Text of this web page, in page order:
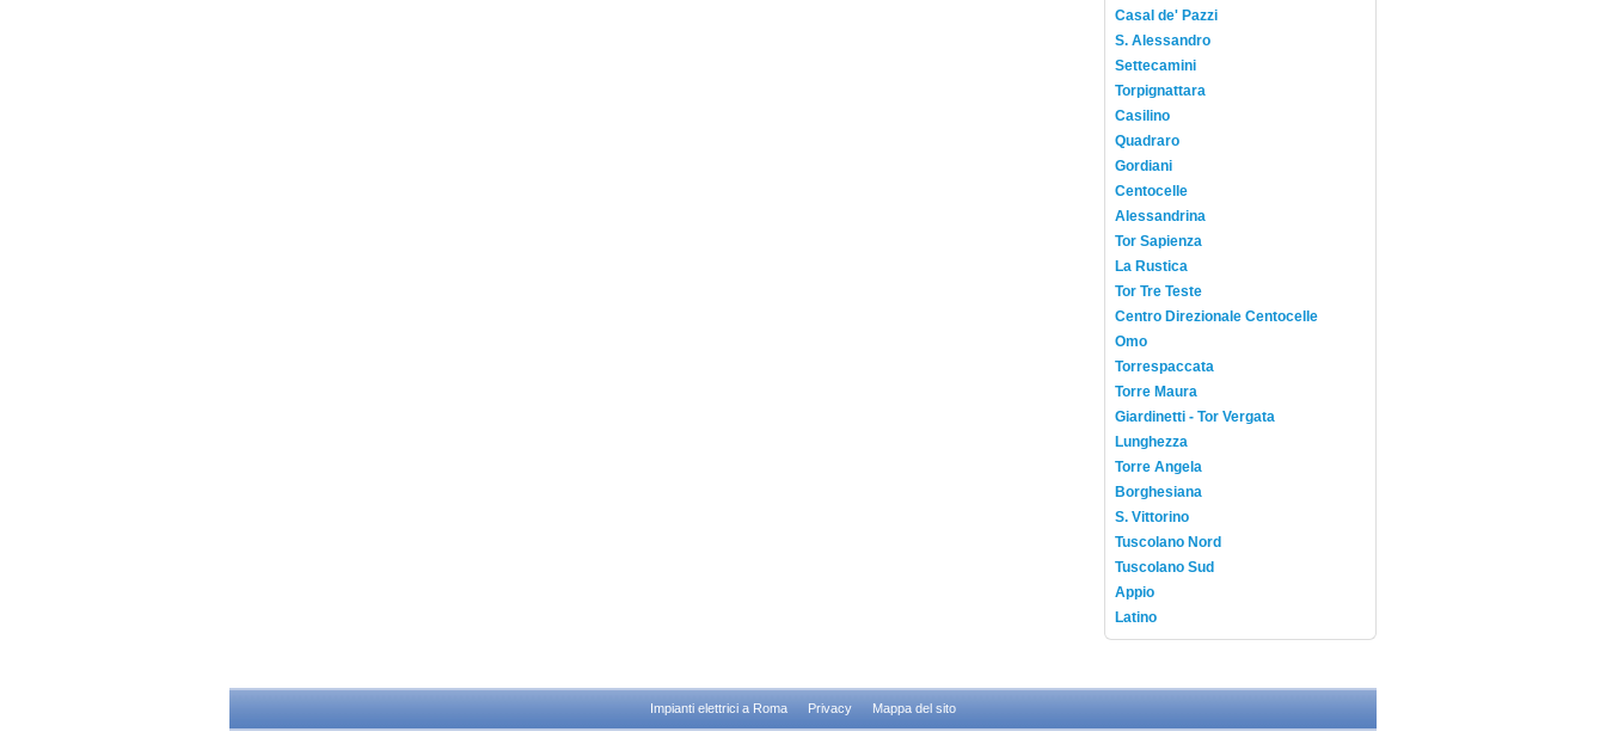
Casal de' Pazzi
S. Alessandro
Settecamini
Torpignattara
Casilino
Quadraro
Gordiani
Centocelle
Alessandrina
Tor Sapienza
La Rustica
Tor Tre Teste
Centro Direzionale Centocelle
Omo
Torrespaccata
Torre Maura
Giardinetti - Tor Vergata
Lunghezza
Torre Angela
Borghesiana
S. Vittorino
Tuscolano Nord
Tuscolano Sud
Appio
Latino
Impianti elettrici a Roma Privacy Mappa del sito